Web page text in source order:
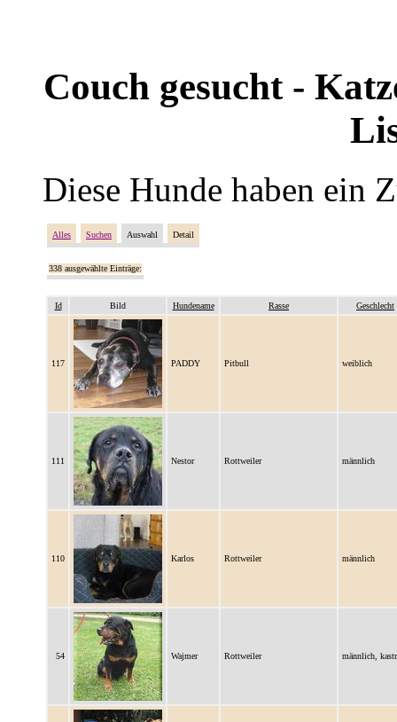
Couch gesucht -
Diese Hunde haben ein
Alles Suchen Auswahl Detail
338 ausgewählte Einträge:
Id Bild Hundename Rasse Geschlecht
117 PADDY Pitbull weiblich
111 Nestor Rottweiler männlich
110 Karlos Rottweiler männlich
54 Wajmer Rottweiler männlich,